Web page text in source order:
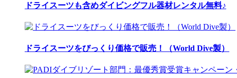
ドライスーツも含めダイビングフル器材レンタル無料♪
ドライスーツをびっくり価格で販売！（World Dive製）